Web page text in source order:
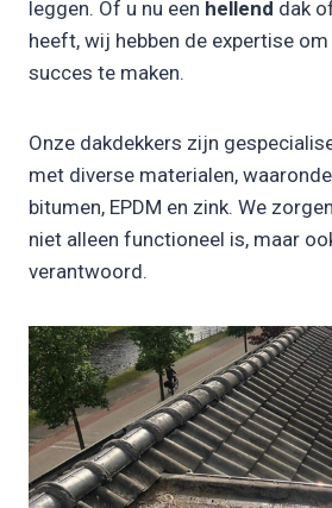
leggen. Of u nu een hellend dak
heeft, wij hebben de expertise
succes te maken.
Onze dakdekkers zijn
met diverse materialen,
bitumen, EPDM en zink. We
niet alleen functioneel is, maar
verantwoord.